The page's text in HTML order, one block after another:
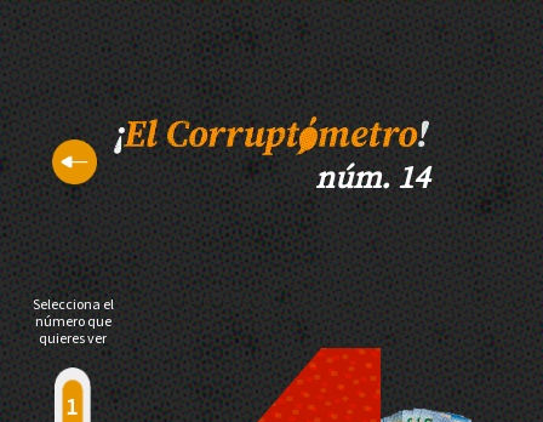
núm. 14
Selecciona el
número que
quieres ver